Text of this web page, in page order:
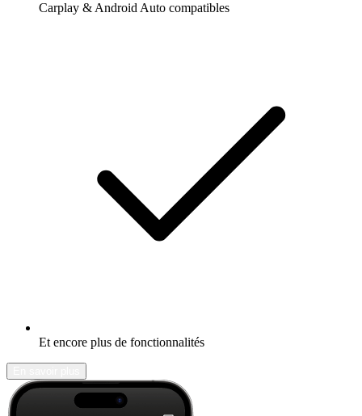
Carplay & Android Auto compatibles
Et encore plus de fonctionnalités